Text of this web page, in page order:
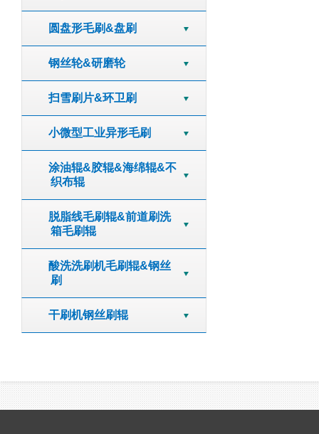
圆盘形毛刷&盘刷
钢丝轮&研磨轮
扫雪刷片&环卫刷
小微型工业异形毛刷
涂油辊&胶辊&海绵辊&不
织布辊
脱脂线毛刷辊&前道刷洗
箱毛刷辊
酸洗洗刷机毛刷辊&钢丝
刷
干刷机钢丝刷辊